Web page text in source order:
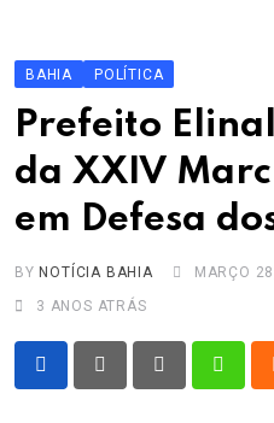
BAHIA POLÍTICA
Prefeito
da XXIV
em Defesa
BY NOTÍCIA BAHIA MARÇO
3 ANOS ATRÁS
Pinterest